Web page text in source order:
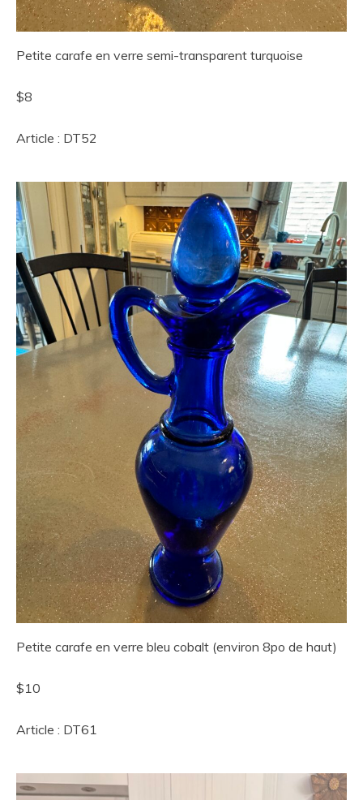
Petite carafe en verre semi-transparent turquoise
$8
Article : DT52
Petite carafe en verre bleu cobalt (environ 8po de haut)
$10
Article : DT61